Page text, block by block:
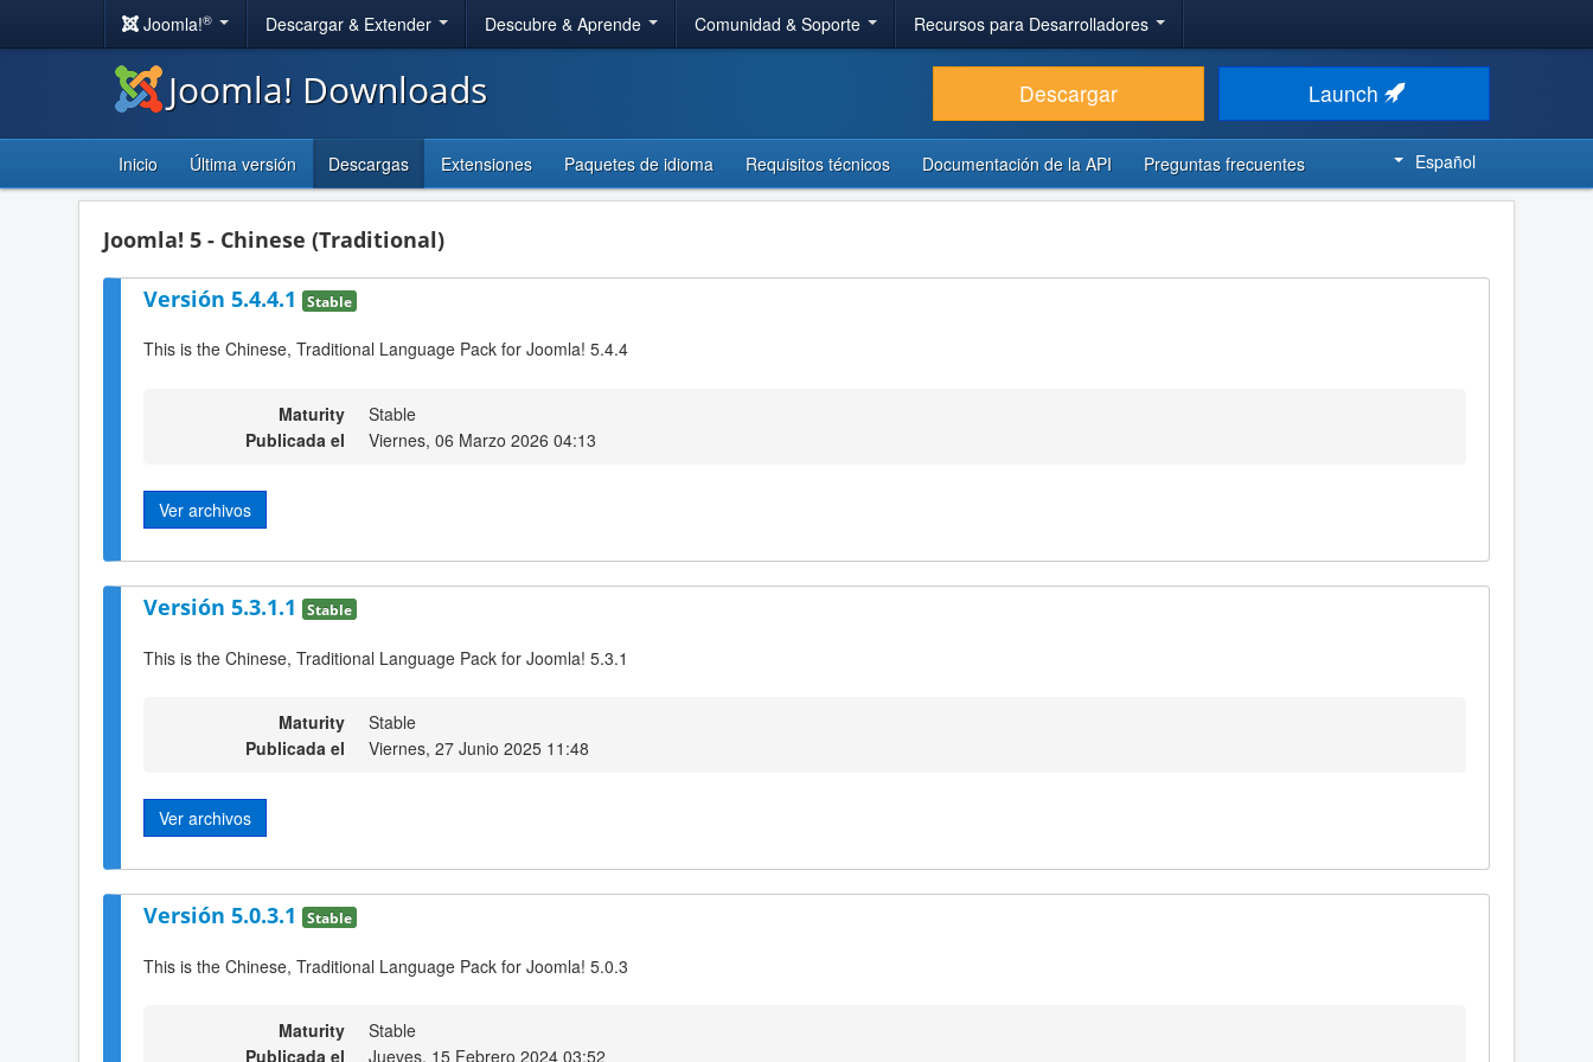
Joomla!® Descargar & Extender Descubre & Aprende Comunidad & Soporte Recursos para Desarrolladores
Joomla! Downloads Descargar Launch
Inicio Última versión Descargas Extensiones Paquetes de idioma Requisitos técnicos Documentación de la API Preguntas frecuentes Español
Joomla! 5 - Chinese (Traditional)
Versión 5.4.4.1 Stable
This is the Chinese, Traditional Language Pack for Joomla! 5.4.4
Maturity
Stable
Publicada el
Viernes, 06 Marzo 2026 04:13
Ver archivos
Versión 5.3.1.1 Stable
This is the Chinese, Traditional Language Pack for Joomla! 5.3.1
Maturity
Stable
Publicada el
Viernes, 27 Junio 2025 11:48
Ver archivos
Versión 5.0.3.1 Stable
This is the Chinese, Traditional Language Pack for Joomla! 5.0.3
Maturity
Stable
Publicada el
Jueves, 15 Febrero 2024 03:52